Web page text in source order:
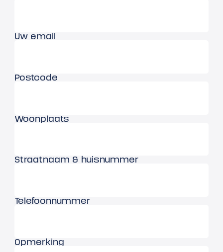
Uw email
Postcode
Woonplaats
Straatnaam & huisnummer
Telefoonnummer
Opmerking